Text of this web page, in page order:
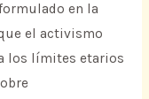
en la
el activismo
los límites etarios